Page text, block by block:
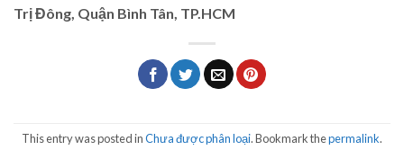
Trị Đông, Quận Bình Tân, TP.HCM
This entry was posted inChưa được phân loại. Bookmark thepermalink.